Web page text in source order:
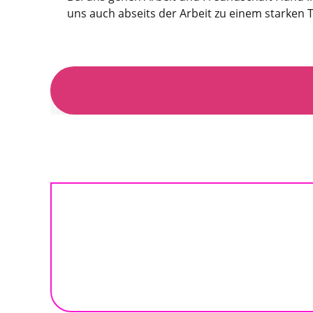
uns auch abseits der Arbeit zu einem starken